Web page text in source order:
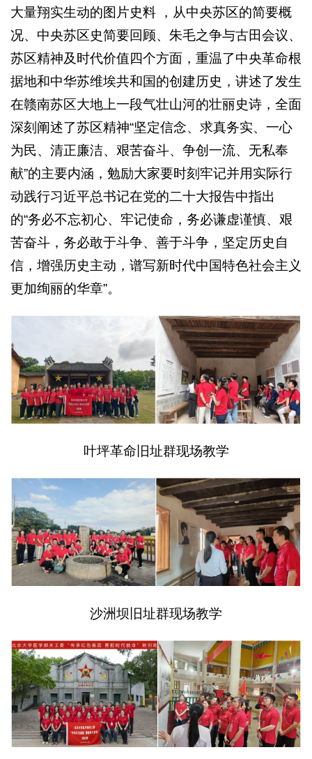
大量翔实生动的图片史料 ，从中央苏区的简要概
况、中央苏区史简要回顾、朱毛之争与古田会议、
苏区精神及时代价值四个方面，重温了中央革命根
据地和中华苏维埃共和国的创建历史，讲述了发生
在赣南苏区大地上一段气壮山河的壮丽史诗，全面
深刻阐述了苏区精神“坚定信念、求真务实、一心
为民、清正廉洁、艰苦奋斗、争创一流、无私奉
献”的主要内涵，勉励大家要时刻牢记并用实际行
动践行习近平总书记在党的二十大报告中指出
的“务必不忘初心、牢记使命，务必谦虚谨慎、艰
苦奋斗，务必敢于斗争、善于斗争，坚定历史自
信，增强历史主动，谱写新时代中国特色社会主义
更加绚丽的华章”。
叶坪革命旧址群现场教学
沙洲坝旧址群现场教学